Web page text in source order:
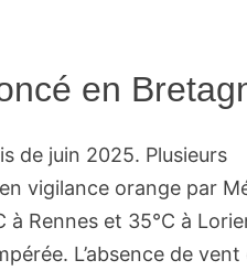
en
de juin 2025. Plusieurs
vigilance orange par
à Rennes et 35°C à
L’absence de vent